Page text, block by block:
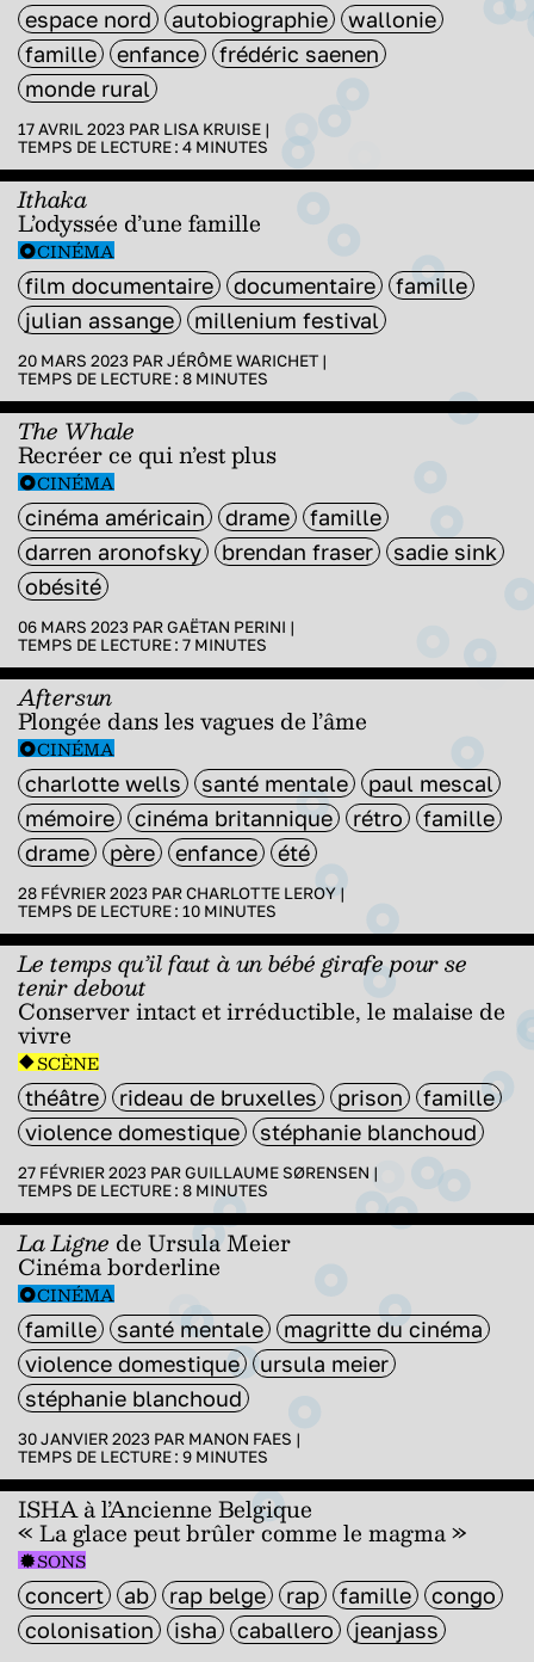
espace nord autobiographie
wallonie
famille
enfance
frédéric saenen
monde rural
17 AVRIL 2023 PAR LISA KRUISE |
TEMPS DE LECTURE : 4 MINUTES
Ithaka
L’odyssée d’une famille
CINÉMA
film documentaire documentaire
famille
julian assange
millenium festival
20 MARS 2023 PARJÉRÔME WARICHET |
TEMPS DE LECTURE : 8 MINUTES
The Whale
Recréer ce qui n’est plus
CINÉMA
cinéma américain drame
famille
darren aronofsky
brendan fraser
sadie sink
obésité
06 MARS 2023 PARGAËTAN PERINI |
TEMPS DE LECTURE : 7 MINUTES
Aftersun
Plongée dans les vagues de l’âme
CINÉMA
charlotte wells santé mentale
paul mescal
mémoire
cinéma britannique rétro
famille
drame
père enfance été
28 FÉVRIER 2023 PARCHARLOTTE LEROY |
TEMPS DE LECTURE : 10 MINUTES
Le temps qu’il faut à un bébé girafe pour se
tenir debout
Conserver intact et irréductible, le malaise de
vivre
SCÈNE
théâtre rideau de bruxelles prison
famille
violence domestique
stéphanie blanchoud
27 FÉVRIER 2023 PARGUILLAUME SØRENSEN |
TEMPS DE LECTURE : 8 MINUTES
La Ligne de Ursula Meier
Cinéma borderline
CINÉMA
famille santé mentale
magritte du cinéma
violence domestique
ursula meier
stéphanie blanchoud
30 JANVIER 2023 PAR MANON FAES |
TEMPS DE LECTURE : 9 MINUTES
ISHA à l’Ancienne Belgique
« La glace peut brûler comme le magma »
SONS
concert ab rap belge rap famille
congo
colonisation
isha caballero jeanjass